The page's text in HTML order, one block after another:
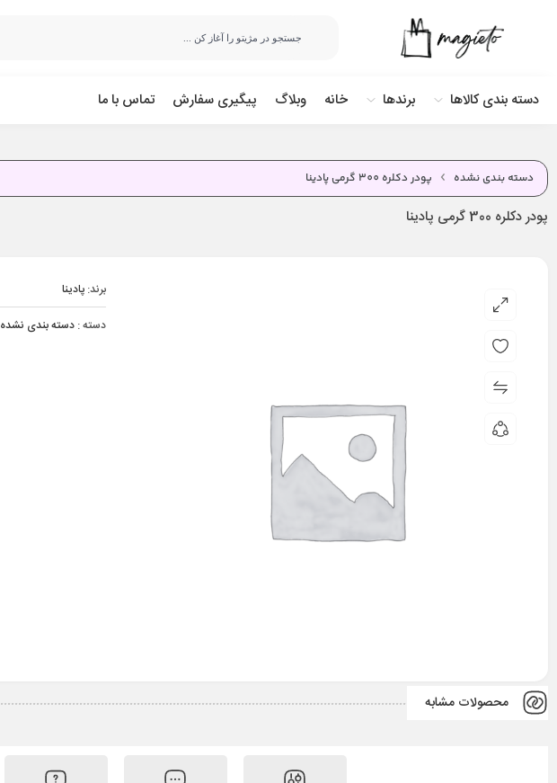
دسته بندی کالاها برندها خانه وبلاگ پیگیری سفارش تماس با ما
دسته بندی نشده پودر دکلره 300 گرمی پادینا
پودر دکلره 300 گرمی پادینا
برند:پادینا
دسته :دسته بندی نشده
محصولات مشابه